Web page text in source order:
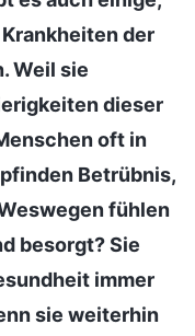
der
Weil sie
dieser
oft in
Betrübnis,
fühlen
besorgt? Sie
immer
sie weiterhin